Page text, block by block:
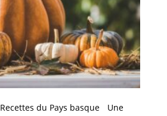
Recettes du Pays basque Une